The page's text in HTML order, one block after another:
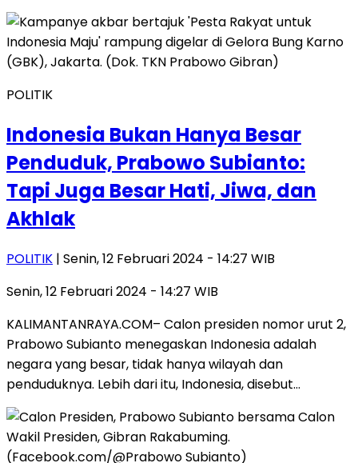
POLITIK
Indonesia Bukan Hanya Besar
Penduduk, Prabowo Subianto:
Tapi Juga Besar Hati, Jiwa, dan
Akhlak
POLITIK | Senin, 12 Februari 2024 - 14:27 WIB
Senin, 12 Februari 2024 - 14:27 WIB
KALIMANTANRAYA.COM– Calon presiden nomor urut 2,
Prabowo Subianto menegaskan Indonesia adalah
negara yang besar, tidak hanya wilayah dan
penduduknya. Lebih dari itu, Indonesia, disebut…